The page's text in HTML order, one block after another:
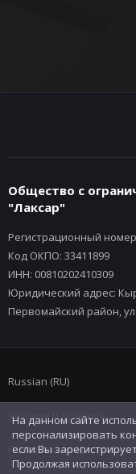
Общество с
"Лаксар"
Регистрационный
Код ОКПО: 33411899
ИНН: 00810202410309
Юридический адрес:
Первомайский район,
Russian (RU)
Условия и правила
Политика
На данном сайте
персонализировать
если Вы
Продолжая